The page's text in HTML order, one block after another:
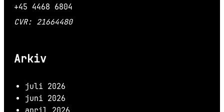
+45 4468 6804
CVR: 21664480
Arkiv
juli 2026
juni 2026